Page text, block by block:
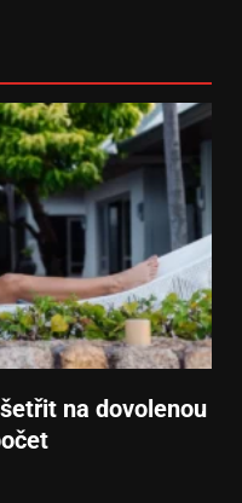
na dovolenou